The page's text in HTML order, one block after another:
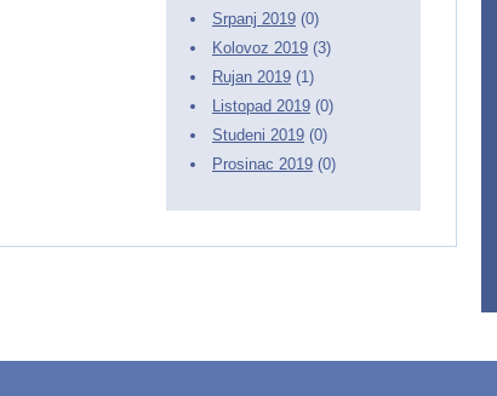
Srpanj 2019 (0)
Kolovoz 2019 (3)
Rujan 2019 (1)
Listopad 2019 (0)
Studeni 2019 (0)
Prosinac 2019 (0)